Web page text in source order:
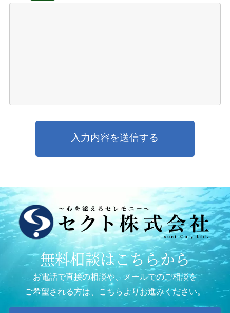
無料相談はこちらから
お電話で直接の相談や、メールでのご相談を
ご希望される方は、こちらよりお進みください。